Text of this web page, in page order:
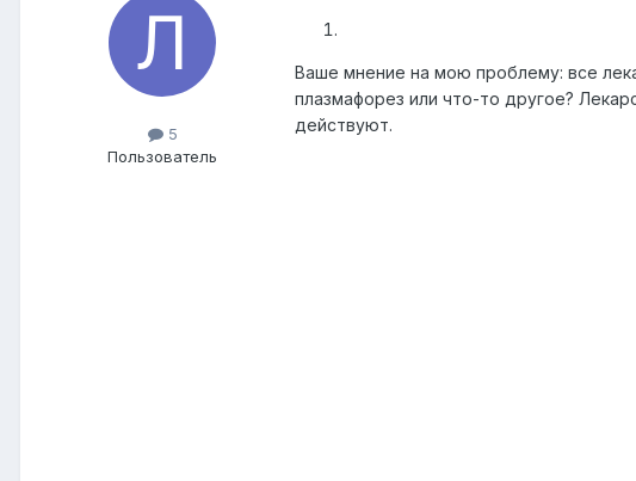
5
Пользователь
Ваше мнение на мою проблему: все
плазмафорез или что-то другое?
действуют.